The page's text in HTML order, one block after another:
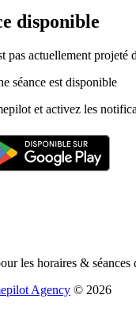
disponible
actuellement projeté
séance est disponible
et activez les
les horaires & séances
Agency © 2026